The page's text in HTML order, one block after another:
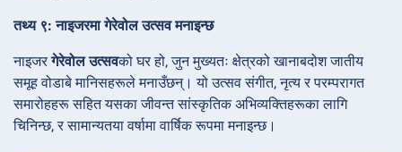
तथ्य ९: नाइजरमा गेरेवोल उत्सव मनाइन्छ
नाइजरगेरेवोल उत्सवको घर हो, जुन मुख्यतः क्षेत्रको खानाबदोश जातीय
समूह वोडाबे मानिसहरूले मनाउँछन्। यो उत्सव संगीत, नृत्य र परम्परागत
समारोहहरू सहित यसका जीवन्त सांस्कृतिक अभिव्यक्तिहरूका लागि
चिनिन्छ, र सामान्यतया वर्षामा वार्षिक रूपमा मनाइन्छ।